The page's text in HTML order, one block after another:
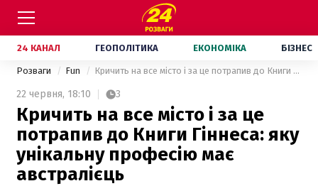
24 КАНАЛ ГЕОПОЛІТИКА ЕКОНОМІКА БІЗНЕС
Розваги Fun Кричить на все місто і за це потрапив до Книги Гіннеса: яку унікальну професію має австралієць
22 червня, 18:10 3
Кричить на все місто і за це
потрапив до Книги Гіннеса: яку
унікальну професію має
австралієць